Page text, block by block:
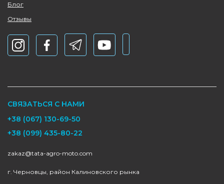
Блог
Отзывы
СВЯЗАТЬСЯ С НАМИ
+38 (067) 130-69-50
+38 (099) 435-80-22
zakaz@tata-agro-moto.com
г. Черновцы, район Калиновского рынка